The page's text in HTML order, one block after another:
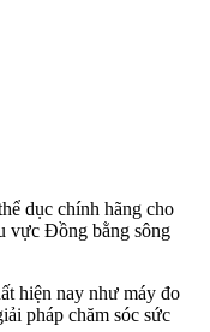
dục chính hãng cho
vực Đồng bằng sông
hiện nay như máy đo
pháp chăm sóc sức